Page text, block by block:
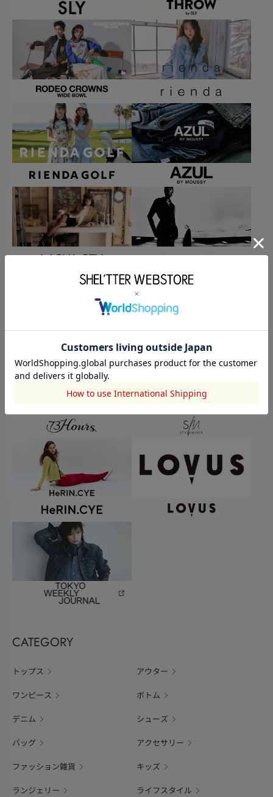
CATEGORY
トップス アウター
ワンピース ボトム
デニム シューズ
バッグ アクセサリー
ファッション雑貨 キッズ
ランジェリー ライフスタイル